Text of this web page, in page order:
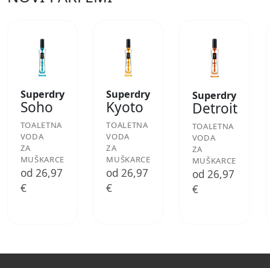
Superdry
Soho
TOALETNA
VODA
ZA
MUŠKARCE
od 26,97
€
Superdry
Kyoto
TOALETNA
VODA
ZA
MUŠKARCE
od 26,97
€
Superdry
Detroit
TOALETNA
VODA
ZA
MUŠKARCE
od 26,97
€